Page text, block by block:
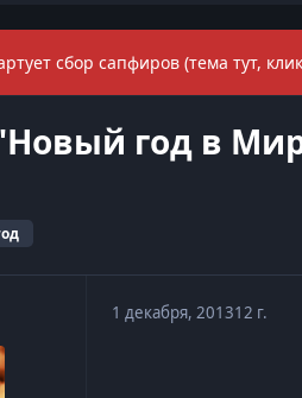
сбор сапфиров (тема тут,
год в
1 декабря, 201312 г.